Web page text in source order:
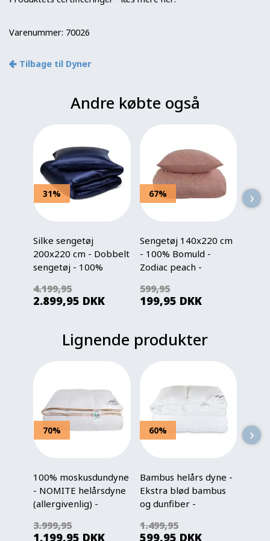
Varenummer: 70026
Tilbage til Dyner
Andre købte også
31%
Silke sengetøj
200x220 cm - Dobbelt
sengetøj - 100%
blå
4.199,95
2.899,95 DKK
67%
Sengetøj 140x220 cm
- 100% Bomuld -
Zodiac peach -
stjerner
599,95
199,95 DKK
›
Lignende produkter
70%
100% moskusdundyne
- NOMITE helårsdyne
(allergivenlig) -
fint bomuldssatin
3.999,95
1.199,95 DKK
60%
Bambus helårs dyne -
Ekstra blød bambus
og dunfiber -
140x200 cm - Borg
1.499,95
599,95 DKK
›